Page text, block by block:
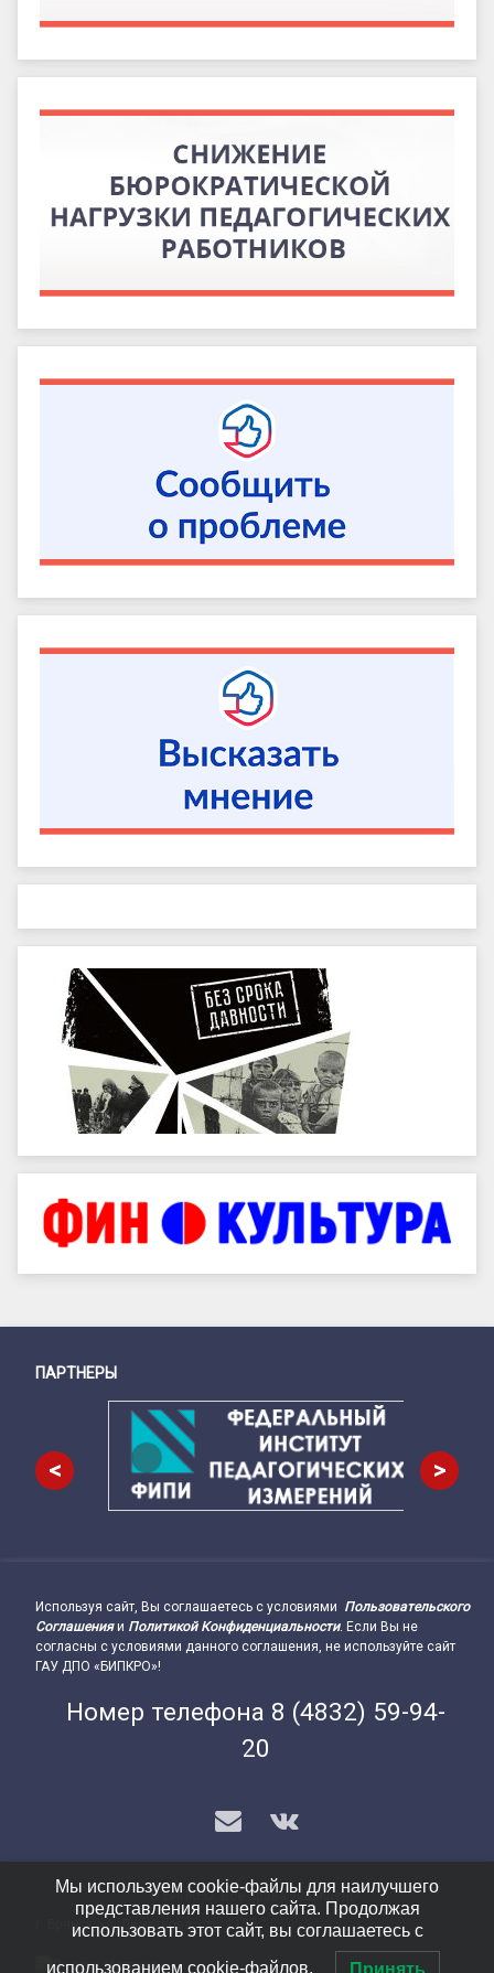
Снизу
ПАРТНЕРЫ
< >
Подвал сайта → влево
Используя сайт, Вы соглашаетесь с условиями Пользовательского
Соглашенияи Политикой Конфиденциальности. Если Вы не
согласны с условиями данного соглашения, не используйте сайт
ГАУ ДПО «БИПКРО»!
Номер телефона 8 (4832) 59-94-
20
E-mail
VK
© БИПКРО. Все права защищены.
Подвал сайта → вправо
г. Брянск, ул. Димитрова, стр. 112Б
Мы используем cookie-файлы для наилучшего
представления нашего сайта. Продолжая
использовать этот сайт, вы соглашаетесь с
использованием cookie-файлов. Принять